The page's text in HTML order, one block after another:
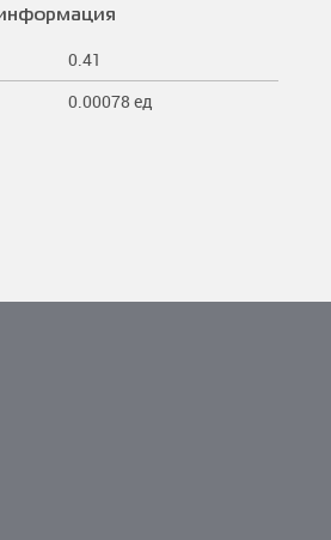
0.41
0.00078 ед